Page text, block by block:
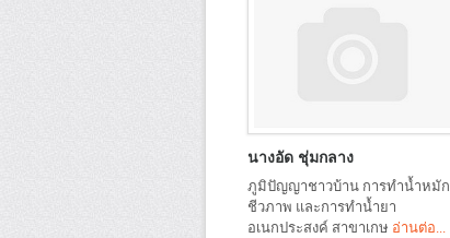
นางอัด ชุ่มกลาง
ภูมิปัญญาชาวบ้าน การทำน้ำหมัก
ชีวภาพ และการทำน้ำยา
อเนกประสงค์ สาขาเกษ อ่านต่อ...